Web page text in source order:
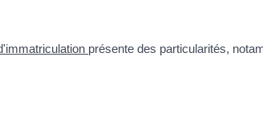
présente des particularités,